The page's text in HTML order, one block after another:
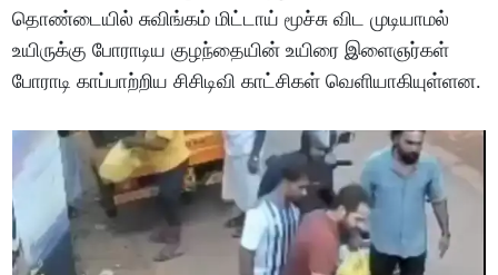
தொண்டையில் சுவிங்கம் மிட்டாய் மூச்சு விட முடியாமல்
உயிருக்கு போராடிய குழந்தையின் உயிரை இளைஞர்கள்
போராடி காப்பாற்றிய சிசிடிவி காட்சிகள் வெளியாகியுள்ளன.